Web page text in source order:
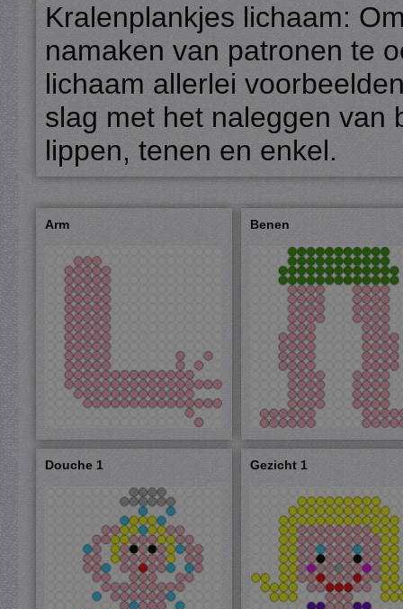
Kralenplankjes lichaam:
namaken van patronen te
lichaam allerlei
slag met het naleggen van
lippen, tenen en enkel.
Arm Benen
Douche 1 Gezicht 1